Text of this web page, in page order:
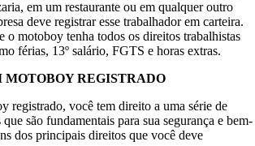
em um restaurante ou em qualquer outro
deve registrar esse trabalhador em carteira.
o motoboy tenha todos os direitos trabalhistas
férias, 13º salário, FGTS e horas extras.
MOTOBOY REGISTRADO
registrado, você tem direito a uma série de
são fundamentais para sua segurança e bem-
dos principais direitos que você deve